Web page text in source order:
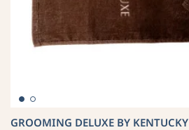
GROOMING DELUXE BY KENTUCKY